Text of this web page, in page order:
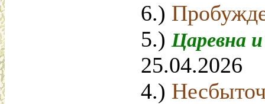
6.)
5.) Царевна
25.04.2026
4.)